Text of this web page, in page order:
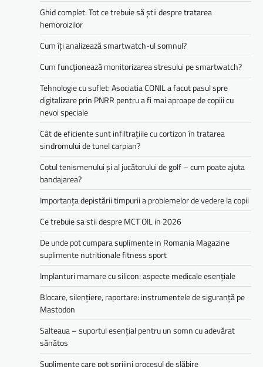
Ghid complet: Tot ce trebuie să știi despre tratarea
hemoroizilor
Cum îți analizează smartwatch-ul somnul?
Cum funcționează monitorizarea stresului pe smartwatch?
Tehnologie cu suflet: Asociatia CONIL a facut pasul spre
digitalizare prin PNRR pentru a fi mai aproape de copiii cu
nevoi speciale
Cât de eficiente sunt infiltrațiile cu cortizon în tratarea
sindromului de tunel carpian?
Cotul tenismenului și al jucătorului de golf – cum poate ajuta
bandajarea?
Importanța depistării timpurii a problemelor de vedere la copii
Ce trebuie sa stii despre MCT OIL in 2026
De unde pot cumpara suplimente in Romania Magazine
suplimente nutritionale fitness sport
Implanturi mamare cu silicon: aspecte medicale esențiale
Blocare, silențiere, raportare: instrumentele de siguranță pe
Mastodon
Salteaua – suportul esențial pentru un somn cu adevărat
sănătos
Suplimente care pot sprijini procesul de slăbire